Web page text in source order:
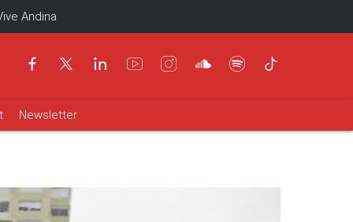
Andina
Newsletter